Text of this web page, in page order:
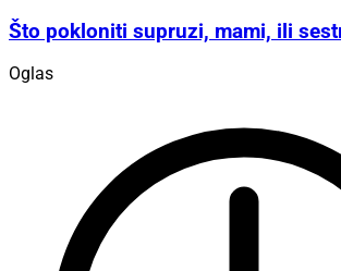
Što pokloniti supruzi, mami, ili
Oglas